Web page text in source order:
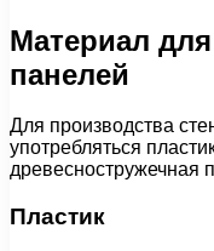
Материал
панелей
Для производства
употребляться
древесностружечная
Пластик